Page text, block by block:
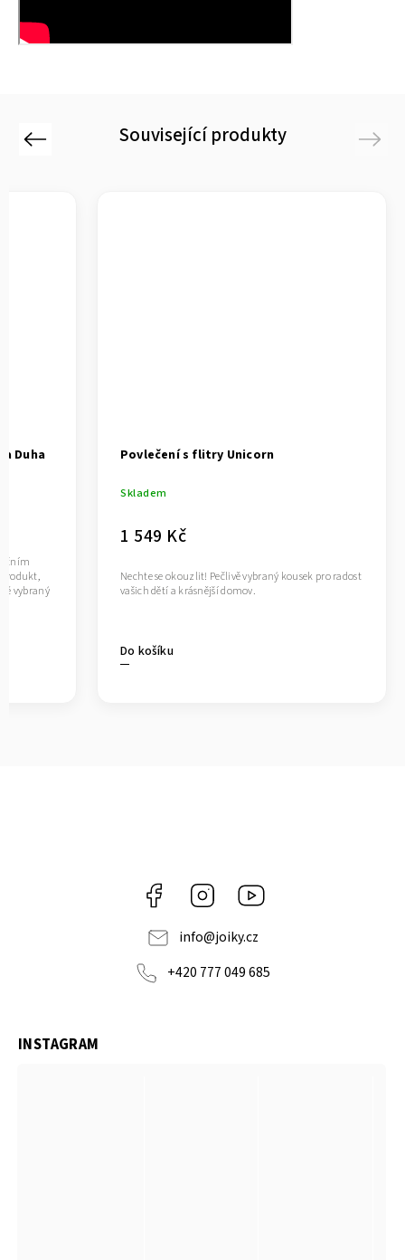
Související produkty
Previous
Duha
vybraný
Povlečení s flitry Unicorn
Skladem
1 549 Kč
Do košíku
Nechte se okouzlit! Pečlivě vybraný kousek pro radost
vašich dětí a krásnější domov.
Next
Facebook Instagram
info@joiky.cz
+420 777 049 685
INSTAGRAM